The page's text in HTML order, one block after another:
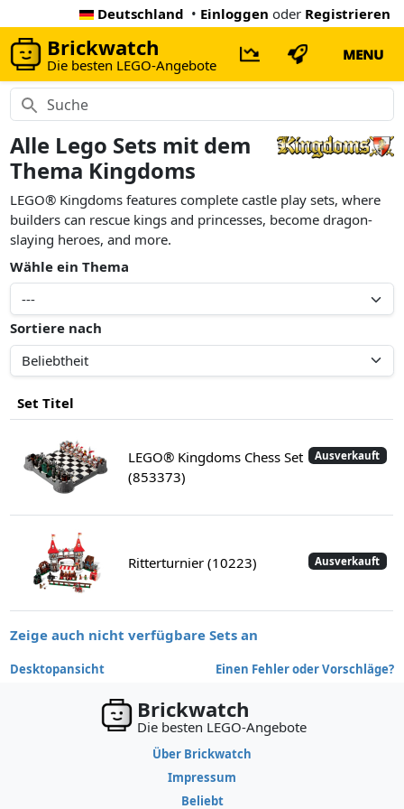
Deutschland • Einloggen oder Registrieren
Brickwatch
Die besten LEGO-Angebote
MENU
Alle Lego Sets mit dem
Thema Kingdoms
LEGO® Kingdoms features complete castle play sets, where
builders can rescue kings and princesses, become dragon-
slaying heroes, and more.
Wähle ein Thema
Sortiere nach
Set Titel
Ausverkauft
LEGO® Kingdoms Chess Set
(853373)
Ausverkauft
Ritterturnier (10223)
Zeige auch nicht verfügbare Sets an
Desktopansicht Einen Fehler oder Vorschläge?
Brickwatch
Die besten LEGO-Angebote
Über Brickwatch
Impressum
Beliebt